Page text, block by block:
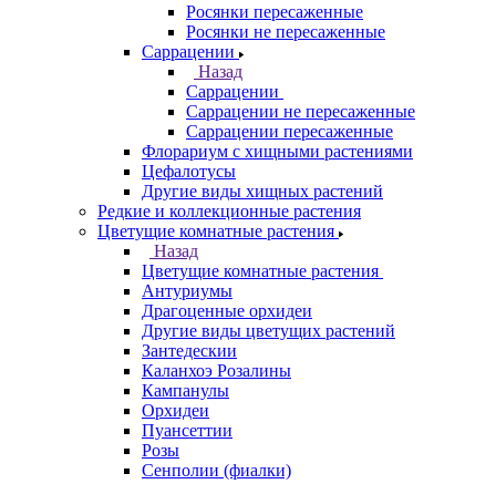
Росянки пересаженные
Росянки не пересаженные
Саррацении
Назад
Саррацении
Саррацении не пересаженные
Саррацении пересаженные
Флорариум с хищными растениями
Цефалотусы
Другие виды хищных растений
Редкие и коллекционные растения
Цветущие комнатные растения
Назад
Цветущие комнатные растения
Антуриумы
Драгоценные орхидеи
Другие виды цветущих растений
Зантедескии
Каланхоэ Розалины
Кампанулы
Орхидеи
Пуансеттии
Розы
Сенполии (фиалки)